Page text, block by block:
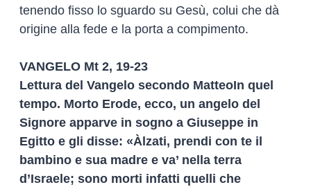
tenendo fisso lo sguardo su Gesù, colui che dà
origine alla fede e la porta a compimento.
VANGELO Mt 2, 19-23
Lettura del Vangelo secondo MatteoIn quel
tempo. Morto Erode, ecco, un angelo del
Signore apparve in sogno a Giuseppe in
Egitto e gli disse: «Àlzati, prendi con te il
bambino e sua madre e va’ nella terra
d’Israele; sono morti infatti quelli che